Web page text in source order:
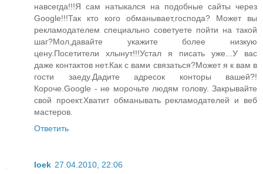
навсегда!!!Я сам натыкался на подобные сайты через
Google!!!Так кто кого обманывает,господа? Может вы
рекламодателем специально советуете пойти на такой
шаг?Мол,давайте укажите более низкую
цену.Посетители хлынут!!!Устал я писать уже...У вас
даже контактов нет.Как с вами связаться?Может я к вам в
гости заеду.Дадите адресок конторы вашей?!
Короче.Google - не морочьте людям голову. Закрывайте
свой проект.Хватит обманывать рекламодателей и веб
мастеров.
Ответить
loek 27.04.2010, 22:06